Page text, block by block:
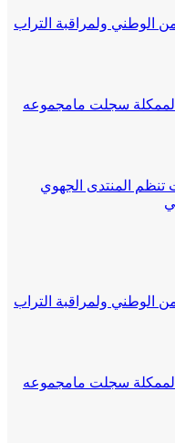
الوطني ولمراقبة التراب
سجلت مامجموعه
تنظم المنتدى الجهوي
الوطني ولمراقبة التراب
سجلت مامجموعه